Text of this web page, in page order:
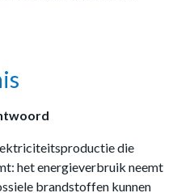
die
het energieverbruik neemt
brandstoffen kunnen